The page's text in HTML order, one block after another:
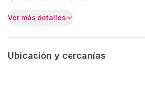
Ver más detalles
Ubicación y cercanías